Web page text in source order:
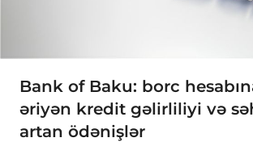
Bank of Baku: borc
əriyən kredit gəlirliliyi və
artan ödənişlər